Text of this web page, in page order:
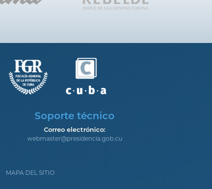
Soporte técnico
Correo electrónico:
webmaster@presidencia.gob.cu
MAPA DEL SITIO